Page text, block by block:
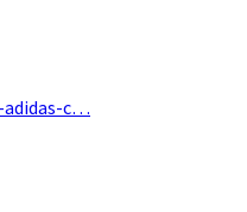
adidas-c…